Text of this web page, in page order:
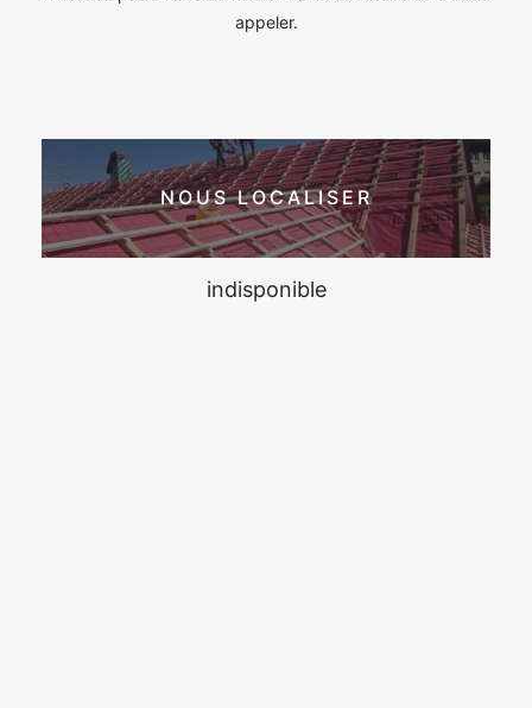
appeler.
NOUS LOCALISER
indisponible